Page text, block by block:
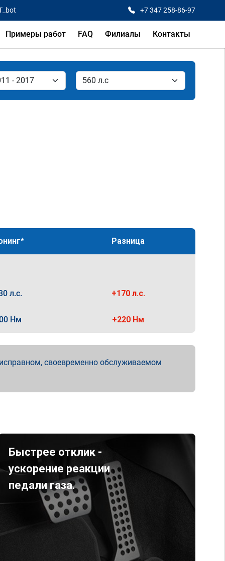
+7 347 258-86-97
Примеры работ FAQ Филиалы Контакты
Разница
л.с. +170 л.с.
Нм +220 Нм
своевременно обслуживаемом
Быстрее отклик -
ускорение реакции
педали газа.